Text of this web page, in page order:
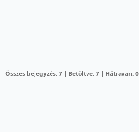
Összes bejegyzés: 7 | Betöltve: 7 | Hátravan: 0